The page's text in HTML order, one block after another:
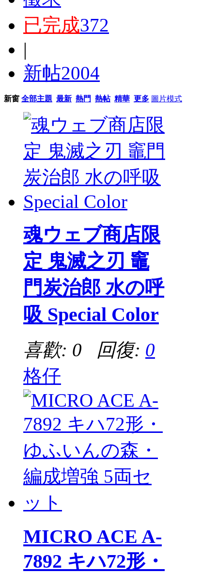
已完成372
|
新帖2004
新窗 全部主題 最新 熱門 熱帖 精華 更多 圖片模式
魂ウェブ商店限
定 鬼滅之刃 竈
門炭治郎 水の呼
吸 Special Color
喜歡: 0 回復: 0
格仔
MICRO ACE A-
7892 キハ72形・